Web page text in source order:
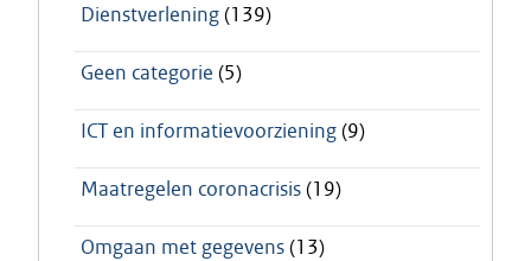
Dienstverlening(139)
Geen categorie (5)
ICT en informatievoorziening(9)
Maatregelen coronacrisis(19)
Omgaan met gegevens(13)